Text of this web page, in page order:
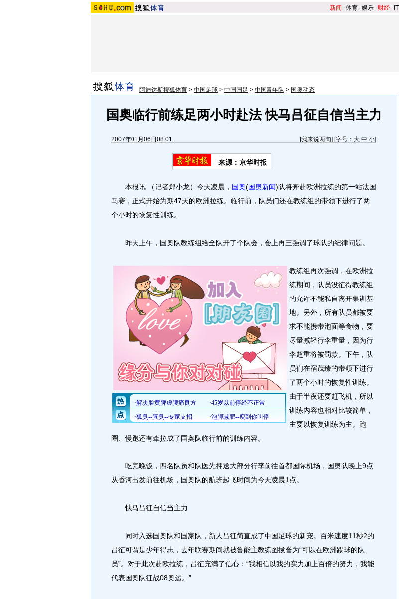
新闻 -体育-娱乐- 财经- IT
阿迪达斯搜狐体育 > 中国足球 > 中国国足 > 中国青年队 > 国奥动态
国奥临行前练足两小时赴法 快马吕征自信当主力
2007年01月06日08:01 [我来说两句] [字号： 大 中 小]
来源：京华时报
本报讯 （记者郑小龙）今天凌晨， 国奥(国奥新闻)队将奔赴欧洲拉练的第一站法国
马赛，正式开始为期47天的欧洲拉练。临行前，队员们还在教练组的带领下进行了两
个小时的恢复性训练。
昨天上午，国奥队教练组给全队开了个队会，会上再三强调了球队的纪律问题。
教练组再次强调，在欧洲拉
练期间，队员没征得教练组
的允许不能私自离开集训基
地。另外，所有队员都被要
求不能携带泡面等食物，要
尽量减轻行李重量，因为行
李超重将被罚款。下午，队
员们在宿茂臻的带领下进行
了两个小时的恢复性训练。
由于半夜还要赶飞机，所以
训练内容也相对比较简单，
主要以恢复训练为主。跑
圈、慢跑还有牵拉成了国奥队临行前的训练内容。
吃完晚饭，四名队员和队医先押送大部分行李前往首都国际机场，国奥队晚上9点
从香河出发前往机场，国奥队的航班起飞时间为今天凌晨1点。
快马吕征自信当主力
同时入选国奥队和国家队，新人吕征简直成了中国足球的新宠。百米速度11秒2的
吕征可谓是少年得志，去年联赛期间就被鲁能主教练图拔誉为“可以在欧洲踢球的队
员”。对于此次赴欧拉练，吕征充满了信心：“我相信以我的实力加上百倍的努力，我能
代表国奥队征战08奥运。”